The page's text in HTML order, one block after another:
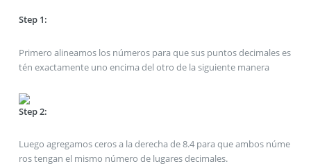
Step 1:
Primero alineamos los números para que sus puntos decimales es
tén exactamente uno encima del otro de la siguiente manera
Step 2:
Luego agregamos ceros a la derecha de 8.4 para que ambos núme
ros tengan el mismo número de lugares decimales.